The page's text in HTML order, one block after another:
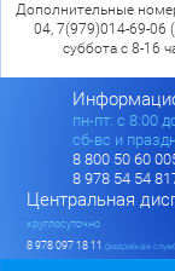
Дополнительные
04, 7(979)014-69-06
суббота с 8-16
пн-пт: c 8:00
сб-вс и
8 800 50 60
8 978 54 54
Центральная
круглосуточно
8 978 097 18 11 (аварийная